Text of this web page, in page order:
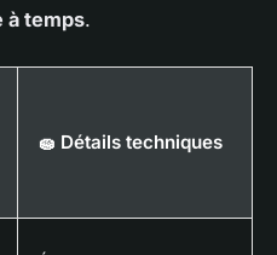
à temps.
🧽 Détails techniques